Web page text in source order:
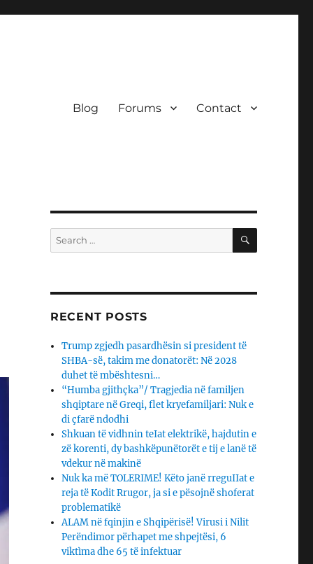
Blog Forums Contact
Search
for:
SEARCH
RECENT POSTS
Trump zgjedh pasardhësin si president të
SHBA-së, takim me donatorët: Në 2028
duhet të mbështesni…
“Humba gjithçka”/ Tragjedia në familjen
shqiptare në Greqi, flet kryefamiljari: Nuk e
di çfarë ndodhi
Shkuan të vidhnin teIat elektrikë, hajdutin e
zë korenti, dy bashkëpunëtorët e tij e lanë të
vdekur në makinë
Nuk ka më TOLERIME! Këto janë rreguIIat e
reja të Kodit Rrugor, ja si e pësojnë shoferat
problematikë
ALAM në fqinjin e Shqipërisë! Virusi i Nilit
Perëndimor përhapet me shpejtësi, 6
viktìma dhe 65 të infektuar